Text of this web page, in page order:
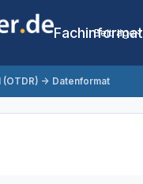
Beiträge
-> Datenformat